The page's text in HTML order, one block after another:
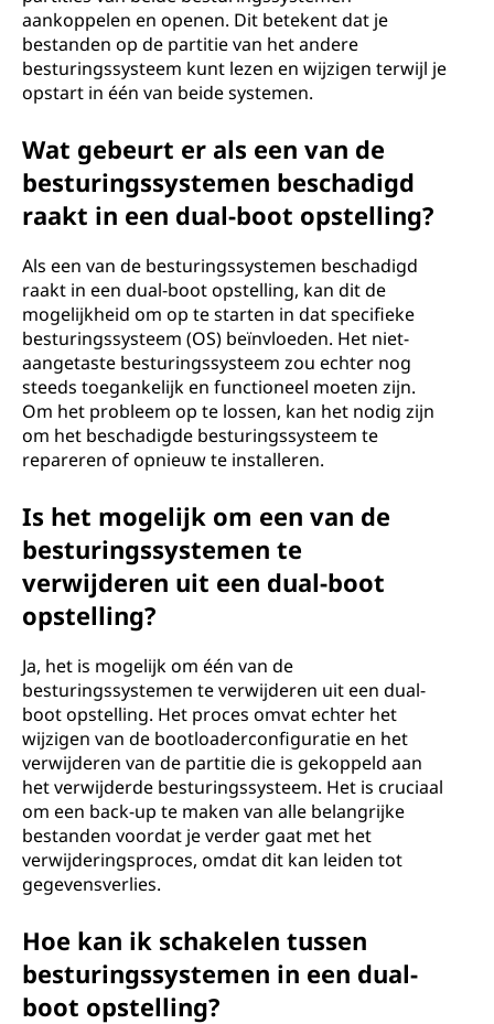
aankoppelen en openen. Dit betekent dat je
bestanden op de partitie van het andere
besturingssysteem kunt lezen en wijzigen terwijl je
opstart in één van beide systemen.
Wat gebeurt er als een van de
besturingssystemen beschadigd
raakt in een dual-boot opstelling?
Als een van de besturingssystemen beschadigd
raakt in een dual-boot opstelling, kan dit de
mogelijkheid om op te starten in dat specifieke
besturingssysteem (OS) beïnvloeden. Het niet-
aangetaste besturingssysteem zou echter nog
steeds toegankelijk en functioneel moeten zijn.
Om het probleem op te lossen, kan het nodig zijn
om het beschadigde besturingssysteem te
repareren of opnieuw te installeren.
Is het mogelijk om een van de
besturingssystemen te
verwijderen uit een dual-boot
opstelling?
Ja, het is mogelijk om één van de
besturingssystemen te verwijderen uit een dual-
boot opstelling. Het proces omvat echter het
wijzigen van de bootloaderconfiguratie en het
verwijderen van de partitie die is gekoppeld aan
het verwijderde besturingssysteem. Het is cruciaal
om een back-up te maken van alle belangrijke
bestanden voordat je verder gaat met het
verwijderingsproces, omdat dit kan leiden tot
gegevensverlies.
Hoe kan ik schakelen tussen
besturingssystemen in een dual-
boot opstelling?